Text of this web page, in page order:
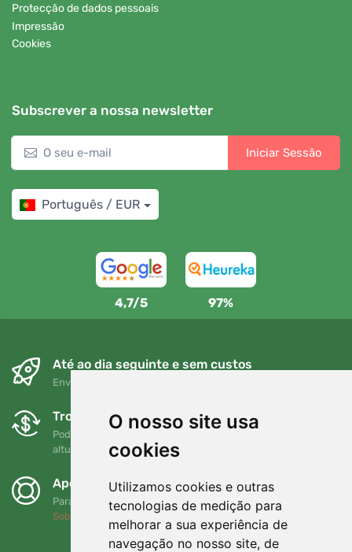
O nosso site usa
cookies
Utilizamos cookies e outras
tecnologias de medição para
melhorar a sua experiência de
navegação no nosso site, de
Protecção de dados pessoais
Impressão
Cookies
Subscrever a nossa newsletter
Iniciar Sessão
Português / EUR
4,7/5 97%
Até ao dia seguinte e sem custos
Envio gratuito para encomendas superiores a 80 EUR
Trocas e devoluções gratuitas
Pode devolver ou trocar a sua encomenda em qualquer
altura no prazo de 90 dias
Apoiamos a Trees.org
Para cada encomenda plantamos uma árvore! Leia mais
Sobre nós